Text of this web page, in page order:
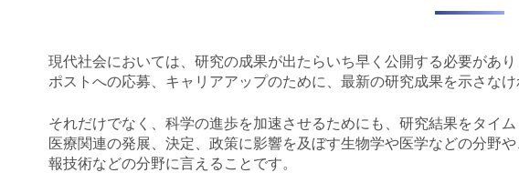
現代社会においては、研究の成果が出たらいち早く公開する必要があ
ポストへの応募、キャリアアップのために、最新の研究成果を示さなけ
それだけでなく、科学の進歩を加速させるためにも、研究結果をタイ
医療関連の発展、決定、政策に影響を及ぼす生物学や医学などの分野
報技術などの分野に言えることです。